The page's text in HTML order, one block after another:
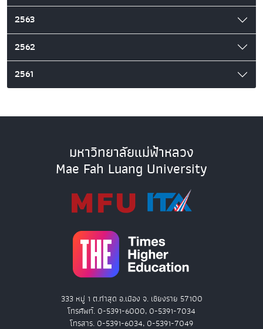
2563
2562
2561
มหาวิทยาลัยแม่ฟ้าหลวง
Mae Fah Luang University
333 หมู่ 1 ต.ท่าสุด อ.เมือง จ. เชียงราย 57100
โทรศัพท์. 0-5391-6000, 0-5391-7034
โทรสาร. 0-5391-6034, 0-5391-7049